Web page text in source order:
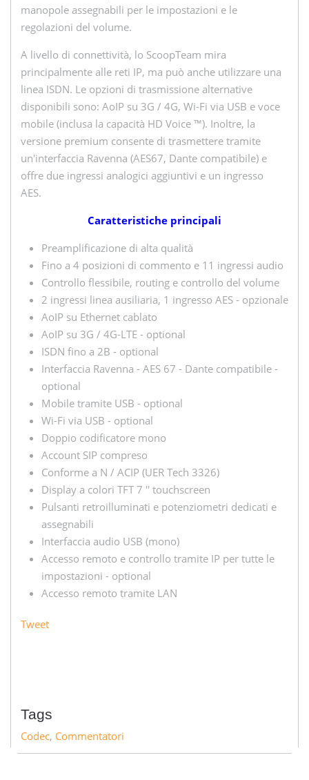
manopole assegnabili per le impostazioni e le
regolazioni del volume.
A livello di connettività, lo ScoopTeam mira
principalmente alle reti IP, ma può anche utilizzare una
linea ISDN. Le opzioni di trasmissione alternative
disponibili sono: AoIP su 3G / 4G, Wi-Fi via USB e voce
mobile (inclusa la capacità HD Voice ™). Inoltre, la
versione premium consente di trasmettere tramite
un'interfaccia Ravenna (AES67, Dante compatibile) e
offre due ingressi analogici aggiuntivi e un ingresso
AES.
Caratteristiche principali
Preamplificazione di alta qualità
Fino a 4 posizioni di commento e 11 ingressi audio
Controllo flessibile, routing e controllo del volume
2 ingressi linea ausiliaria, 1 ingresso AES - opzionale
AoIP su Ethernet cablato
AoIP su 3G / 4G-LTE - optional
ISDN fino a 2B - optional
Interfaccia Ravenna - AES 67 - Dante compatibile -
optional
Mobile tramite USB - optional
Wi-Fi via USB - optional
Doppio codificatore mono
Account SIP compreso
Conforme a N / ACIP (UER Tech 3326)
Display a colori TFT 7 '' touchscreen
Pulsanti retroilluminati e potenziometri dedicati e
assegnabili
Interfaccia audio USB (mono)
Accesso remoto e controllo tramite IP per tutte le
impostazioni - optional
Accesso remoto tramite LAN
Tweet
Tags
Codec, Commentatori